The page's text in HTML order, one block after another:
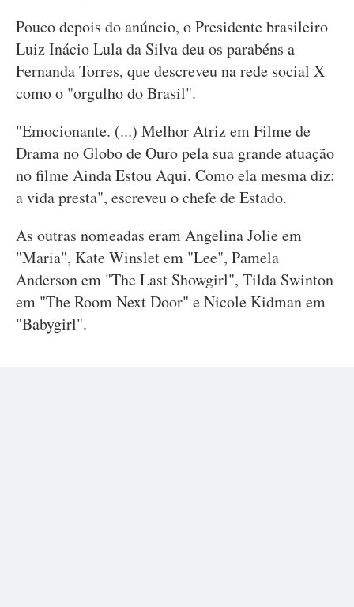
Pouco depois do anúncio, o Presidente brasileiro
Luiz Inácio Lula da Silva deu os parabéns a
Fernanda Torres, que descreveu na rede social X
como o "orgulho do Brasil".
"Emocionante. (...) Melhor Atriz em Filme de
Drama no Globo de Ouro pela sua grande atuação
no filme Ainda Estou Aqui. Como ela mesma diz:
a vida presta", escreveu o chefe de Estado.
As outras nomeadas eram Angelina Jolie em
"Maria", Kate Winslet em "Lee", Pamela
Anderson em "The Last Showgirl", Tilda Swinton
em "The Room Next Door" e Nicole Kidman em
"Babygirl".